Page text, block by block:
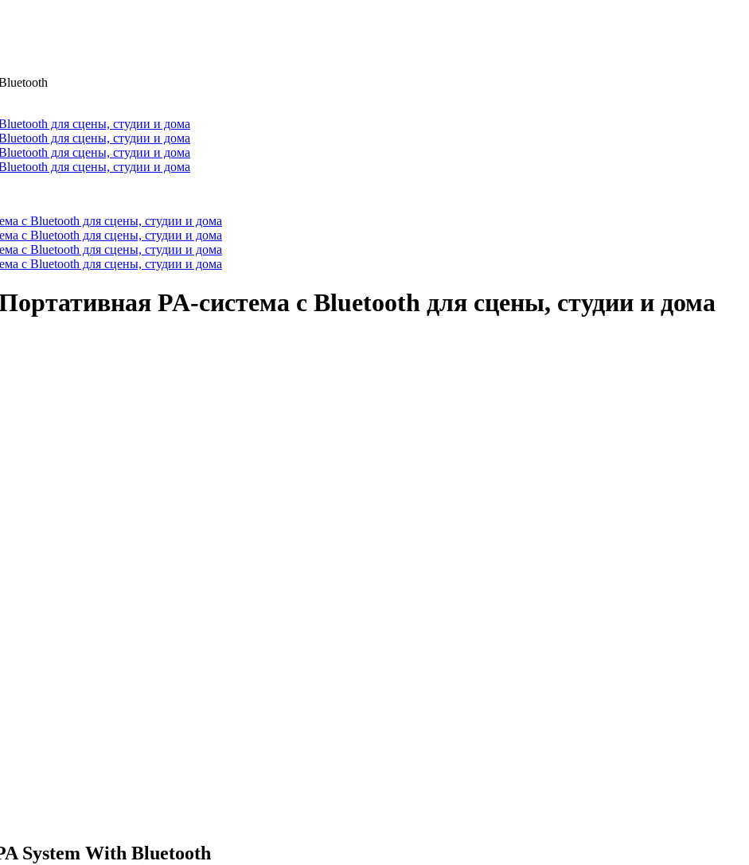
PA-система с Bluetooth для сцены, студии и дома
System With Bluetooth